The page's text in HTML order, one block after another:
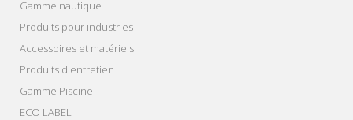
Gamme nautique
Produits pour industries
Accessoires et matériels
Produits d'entretien
Gamme Piscine
ECO LABEL